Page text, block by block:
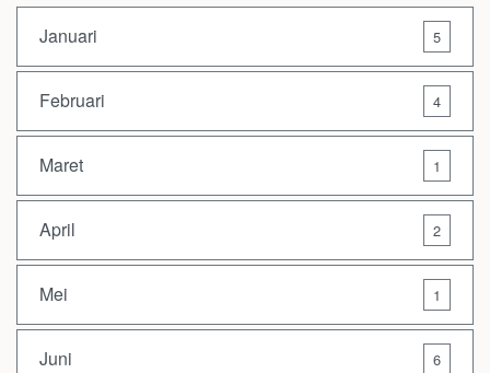
Januari 5
Februari 4
Maret 1
April 2
Mei 1
Juni 6